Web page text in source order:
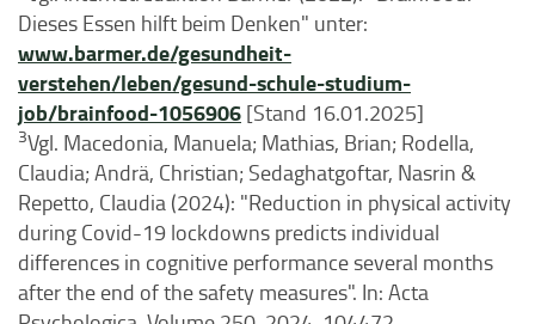
Dieses Essen hilft beim Denken" unter:
www.barmer.de/gesundheit-
verstehen/leben/gesund-schule-studium-
job/brainfood-1056906 [Stand 16.01.2025]
3Vgl. Macedonia, Manuela; Mathias, Brian; Rodella,
Claudia; Andrä, Christian; Sedaghatgoftar, Nasrin &
Repetto, Claudia (2024): "Reduction in physical activity
during Covid-19 lockdowns predicts individual
differences in cognitive performance several months
after the end of the safety measures". In: Acta